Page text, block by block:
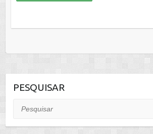
PESQUISAR
Pesquisar